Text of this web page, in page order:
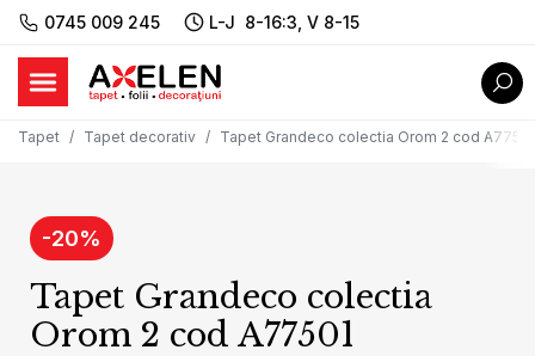
0745 009 245 L-J 8-16:3, V 8-15
Tapet Tapet decorativ Tapet Grandeco colectia Orom 2 cod A77501
Tapet Grandeco colectia
Orom 2 cod A77501
-20%